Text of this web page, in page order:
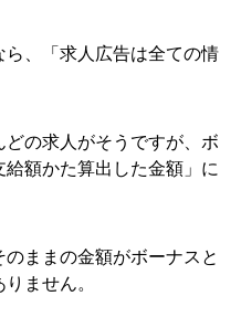
、「求人広告は全ての情
の求人がそうですが、ボ
額かた算出した金額」に
ままの金額がボーナスと
ません。